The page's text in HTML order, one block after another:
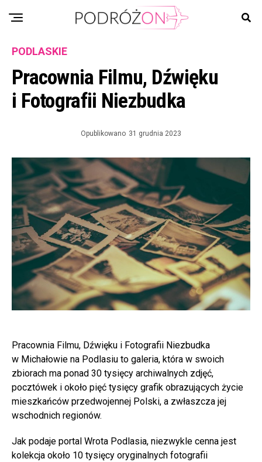
PODLASKIE
Pracownia Filmu, Dźwięku
i Fotografii Niezbudka
Opublikowano 31 grudnia 2023
Pracownia Filmu, Dźwięku i Fotografii Niezbudka
w Michałowie na Podlasiu to galeria, która w swoich
zbiorach ma ponad 30 tysięcy archiwalnych zdjęć,
pocztówek i około pięć tysięcy grafik obrazujących życie
mieszkańców przedwojennej Polski, a zwłaszcza jej
wschodnich regionów.
Jak podaje portal Wrota Podlasia, niezwykle cenna jest
kolekcja około 10 tysięcy oryginalnych fotografii